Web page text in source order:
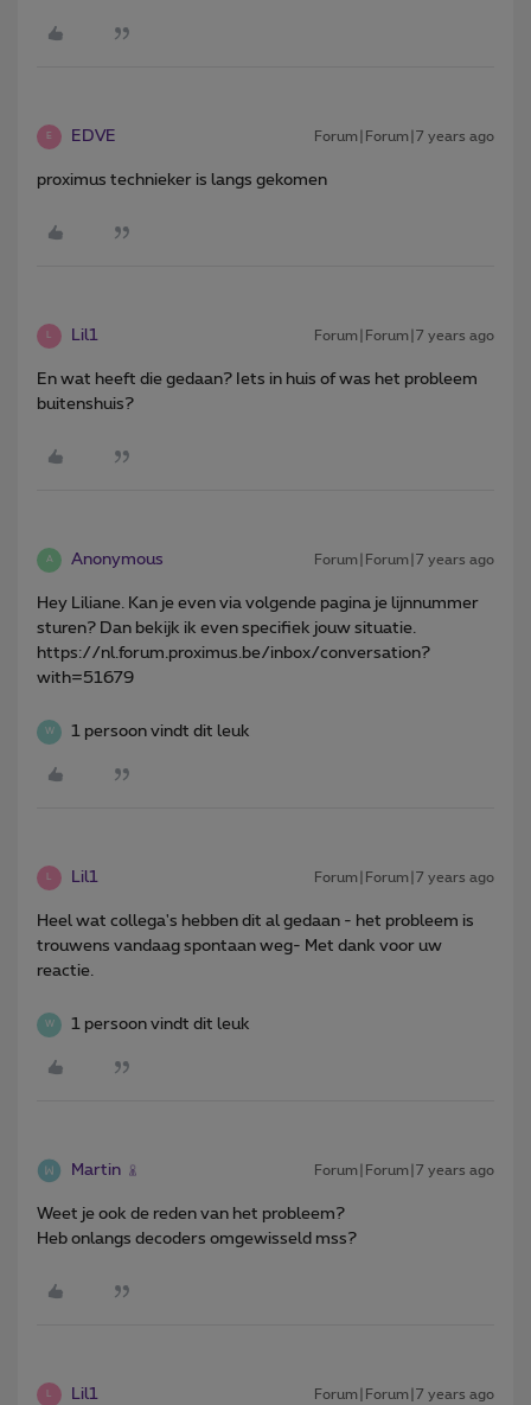
E EDVE Forum|Forum|7 years ago
proximus technieker is langs gekomen
L Lil1 Forum|Forum|7 years ago
En wat heeft die gedaan? Iets in huis of was het probleem
buitenshuis?
A Anonymous Forum|Forum|7 years ago
Hey Liliane. Kan je even via volgende pagina je lijnnummer
sturen? Dan bekijk ik even specifiek jouw situatie.
https://nl.forum.proximus.be/inbox/conversation?
with=51679
W 1 persoon vindt dit leuk
L Lil1 Forum|Forum|7 years ago
Heel wat collega's hebben dit al gedaan - het probleem is
trouwens vandaag spontaan weg- Met dank voor uw
reactie.
W 1 persoon vindt dit leuk
Martin Forum|Forum|7 years ago
Weet je ook de reden van het probleem?
Heb onlangs decoders omgewisseld mss?
L Lil1 Forum|Forum|7 years ago